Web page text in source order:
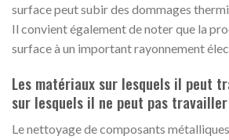
surface peut subir des dommages
Il convient également de noter que la
surface à un important rayonnement
Les matériaux sur lesquels il peut
sur lesquels il ne peut pas travailler
Le nettoyage de composants